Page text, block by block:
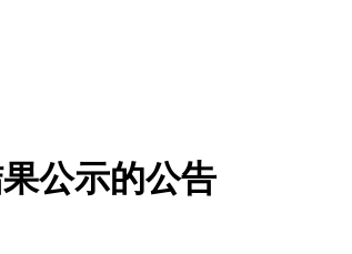
公示的公告